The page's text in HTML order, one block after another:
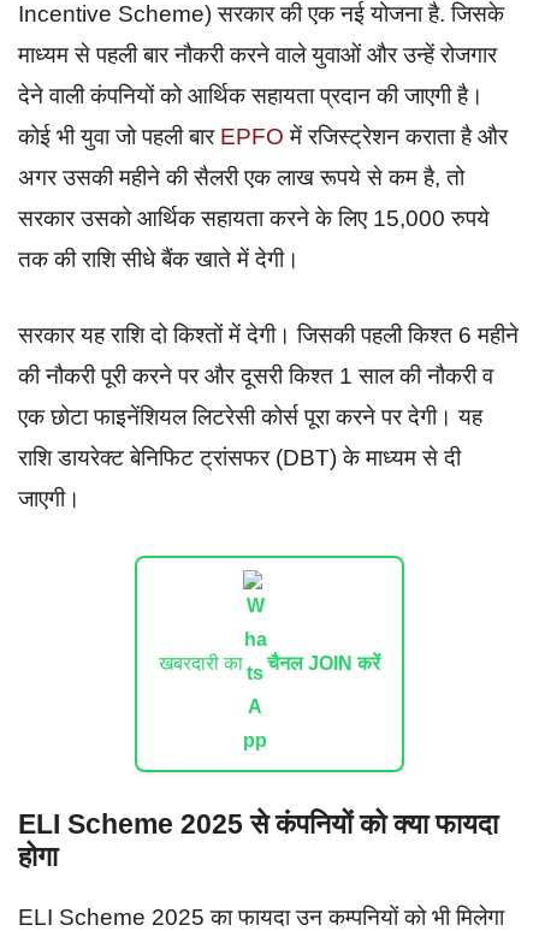
Incentive Scheme) सरकार की एक नई योजना है. जिसके
माध्यम से पहली बार नौकरी करने वाले युवाओं और उन्हें रोजगार
देने वाली कंपनियों को आर्थिक सहायता प्रदान की जाएगी है।
कोई भी युवा जो पहली बार EPFOमें रजिस्ट्रेशन कराता है और
अगर उसकी महीने की सैलरी एक लाख रूपये से कम है, तो
सरकार उसको आर्थिक सहायता करने के लिए 15,000 रुपये
तक की राशि सीधे बैंक खाते में देगी।
सरकार यह राशि दो किश्तों में देगी। जिसकी पहली किश्त 6 महीने
की नौकरी पूरी करने पर और दूसरी किश्त 1 साल की नौकरी व
एक छोटा फाइनेंशियल लिटरेसी कोर्स पूरा करने पर देगी। यह
राशि डायरेक्ट बेनिफिट ट्रांसफर (DBT) के माध्यम से दी
जाएगी।
खबरदारी का चैनल JOIN करें
ELI Scheme 2025 से कंपनियों को क्या फायदा
होगा
ELI Scheme 2025 का फायदा उन कम्पनियों को भी मिलेगा